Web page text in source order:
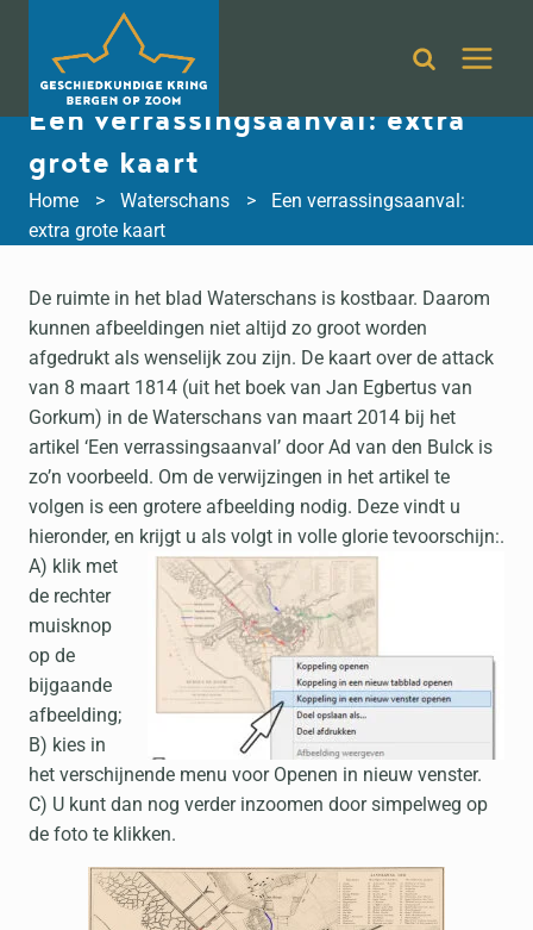
inhoud
Een verrassingsaanval: extra
grote kaart
Home Waterschans
Een verrassingsaanval:
extra grote kaart
De ruimte in het blad Waterschans is kostbaar. Daarom
kunnen afbeeldingen niet altijd zo groot worden
afgedrukt als wenselijk zou zijn. De kaart over de attack
van 8 maart 1814 (uit het boek van Jan Egbertus van
Gorkum) in de Waterschans van maart 2014 bij het
artikel ‘Een verrassingsaanval’ door Ad van den Bulck is
zo’n voorbeeld. Om de verwijzingen in het artikel te
volgen is een grotere afbeelding nodig. Deze vindt u
hieronder, en krijgt u als volgt in volle glorie tevoorschijn:.
A) klik met
de rechter
muisknop
op de
bijgaande
afbeelding;
B) kies in
het verschijnende menu voor Openen in nieuw venster.
C) U kunt dan nog verder inzoomen door simpelweg op
de foto te klikken.